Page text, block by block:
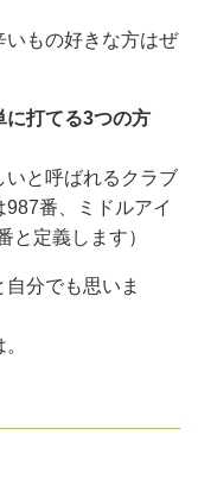
もの好きな方はぜ
に打てる3つの方
いと呼ばれるクラブ
番、ミドルアイ
と定義します）
分でも思いま